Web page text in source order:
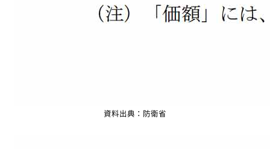
資料出典：防衛省